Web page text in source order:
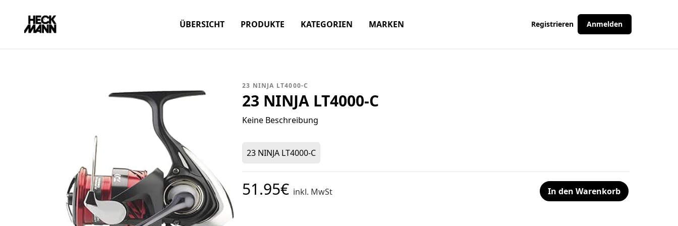
ÜBERSICHT PRODUKTE KATEGORIEN MARKEN Registrieren Anmelden
23 NINJA LT4000-C
23 NINJA LT4000-C
Keine Beschreibung
23 NINJA LT4000-C
51.95€ inkl. MwSt In den Warenkorb